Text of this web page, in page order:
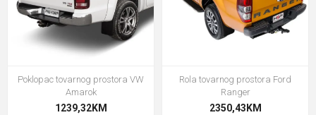
Poklopac tovarnog prostora VW
Amarok
1239,32KM
Rola tovarnog prostora Ford
Ranger
2350,43KM